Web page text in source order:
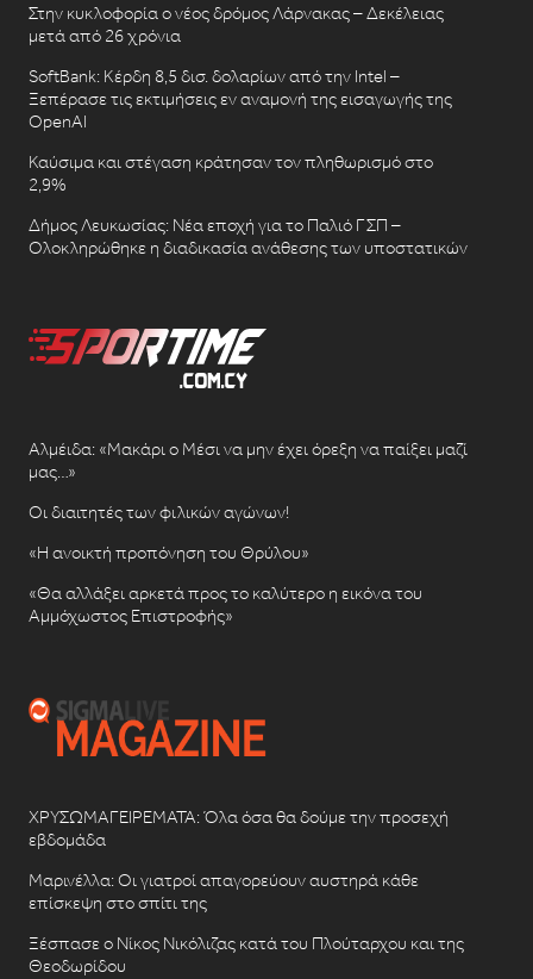
Στην κυκλοφορία ο νέος δρόμος Λάρνακας – Δεκέλειας
μετά από 26 χρόνια
SoftBank: Κέρδη 8,5 δισ. δολαρίων από την Intel –
Ξεπέρασε τις εκτιμήσεις εν αναμονή της εισαγωγής της
OpenAI
Καύσιμα και στέγαση κράτησαν τον πληθωρισμό στο
2,9%
Δήμος Λευκωσίας: Νέα εποχή για το Παλιό ΓΣΠ –
Ολοκληρώθηκε η διαδικασία ανάθεσης των υποστατικών
Αλμέιδα: «Μακάρι ο Μέσι να μην έχει όρεξη να παίξει μαζί
μας…»
Οι διαιτητές των φιλικών αγώνων!
«Η ανοικτή προπόνηση του Θρύλου»
«Θα αλλάξει αρκετά προς το καλύτερο η εικόνα του
Αμμόχωστος Επιστροφής»
ΧΡΥΣΩΜΑΓΕΙΡΕΜΑΤΑ: Όλα όσα θα δούμε την προσεχή
εβδομάδα
Μαρινέλλα: Οι γιατροί απαγορεύουν αυστηρά κάθε
επίσκεψη στο σπίτι της
Ξέσπασε ο Νίκος Νικόλιζας κατά του Πλούταρχου και της
Θεοδωρίδου